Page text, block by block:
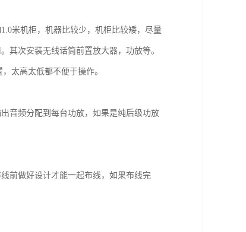
米机柜，机器比较少，机柜比较矮，尽量
其次安装无线话筒前置放大器，功放等。
太高太低都不便于操作。
音频分配到每台功放，如果是纯后级功放
前做好设计才能一起布线，如果布线完